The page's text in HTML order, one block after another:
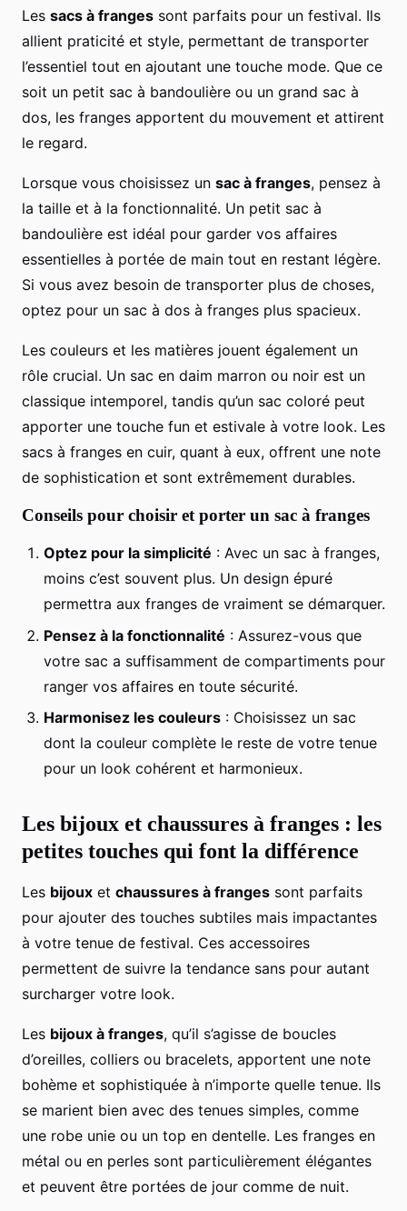
Les sacs à franges sont parfaits pour un festival. Ils
allient praticité et style, permettant de transporter
l’essentiel tout en ajoutant une touche mode. Que ce
soit un petit sac à bandoulière ou un grand sac à
dos, les franges apportent du mouvement et attirent
le regard.
Lorsque vous choisissez un sac à franges, pensez à
la taille et à la fonctionnalité. Un petit sac à
bandoulière est idéal pour garder vos affaires
essentielles à portée de main tout en restant légère.
Si vous avez besoin de transporter plus de choses,
optez pour un sac à dos à franges plus spacieux.
Les couleurs et les matières jouent également un
rôle crucial. Un sac en daim marron ou noir est un
classique intemporel, tandis qu’un sac coloré peut
apporter une touche fun et estivale à votre look. Les
sacs à franges en cuir, quant à eux, offrent une note
de sophistication et sont extrêmement durables.
Conseils pour choisir et porter un sac à franges
Optez pour la simplicité : Avec un sac à franges,
moins c’est souvent plus. Un design épuré
permettra aux franges de vraiment se démarquer.
Pensez à la fonctionnalité : Assurez-vous que
votre sac a suffisamment de compartiments pour
ranger vos affaires en toute sécurité.
Harmonisez les couleurs : Choisissez un sac
dont la couleur complète le reste de votre tenue
pour un look cohérent et harmonieux.
Les bijoux et chaussures à franges : les
petites touches qui font la différence
Les bijoux et chaussures à franges sont parfaits
pour ajouter des touches subtiles mais impactantes
à votre tenue de festival. Ces accessoires
permettent de suivre la tendance sans pour autant
surcharger votre look.
Les bijoux à franges, qu’il s’agisse de boucles
d’oreilles, colliers ou bracelets, apportent une note
bohème et sophistiquée à n’importe quelle tenue. Ils
se marient bien avec des tenues simples, comme
une robe unie ou un top en dentelle. Les franges en
métal ou en perles sont particulièrement élégantes
et peuvent être portées de jour comme de nuit.